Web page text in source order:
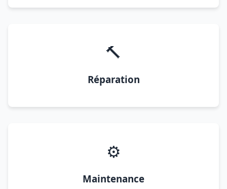
🔨
Réparation
⚙️
Maintenance